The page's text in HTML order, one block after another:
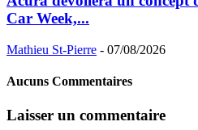
Car Week,...
Mathieu St-Pierre - 07/08/2026
Aucuns Commentaires
Laisser un commentaire